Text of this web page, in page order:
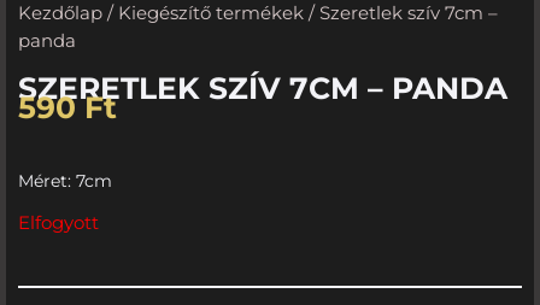
Kezdőlap / Kiegészítő termékek / Szeretlek szív 7cm –
panda
SZERETLEK SZÍV 7CM – PANDA
590Ft
Méret: 7cm
Elfogyott